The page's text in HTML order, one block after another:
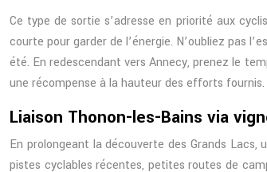
Ce type de sortie s’adresse en priorité aux
courte pour garder de l’énergie. N’oubliez pas
été. En redescendant vers Annecy, prenez le
une récompense à la hauteur des efforts fournis.
Liaison Thonon-les-Bains via
En prolongeant la découverte des Grands
pistes cyclables récentes, petites routes de